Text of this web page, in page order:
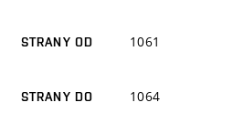
STRANY OD 1061
STRANY DO 1064